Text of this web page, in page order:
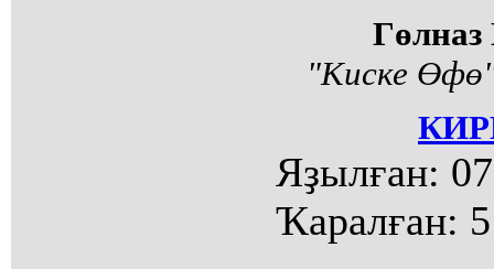
"Киске
Яҙылған:
Ҡаралған: